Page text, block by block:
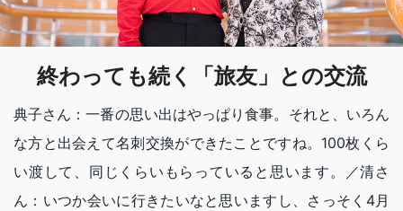
終わっても続く「旅友」との交流
典子さん：一番の思い出はやっぱり食事。それと、いろん
な方と出会えて名刺交換ができたことですね。100枚くら
い渡して、同じくらいもらっていると思います。／清さ
ん：いつか会いに行きたいなと思いますし、さっそく4月